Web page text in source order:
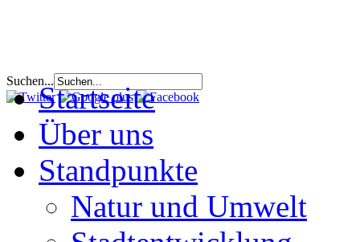
Suchen...Startseite
Über uns
Standpunkte
Natur und Umwelt